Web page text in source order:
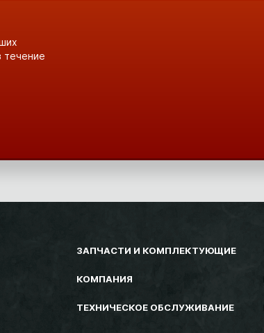
течение
ЗАПЧАСТИ И КОМПЛЕКТУЮЩИЕ
КОМПАНИЯ
ТЕХНИЧЕСКОЕ ОБСЛУЖИВАНИЕ